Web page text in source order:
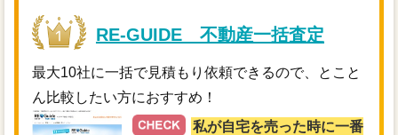
RE-GUIDE 不動産一括査定
最大10社に一括で見積もり依頼できるので、とこと
ん比較したい方におすすめ！
私が自宅を売った時に一番